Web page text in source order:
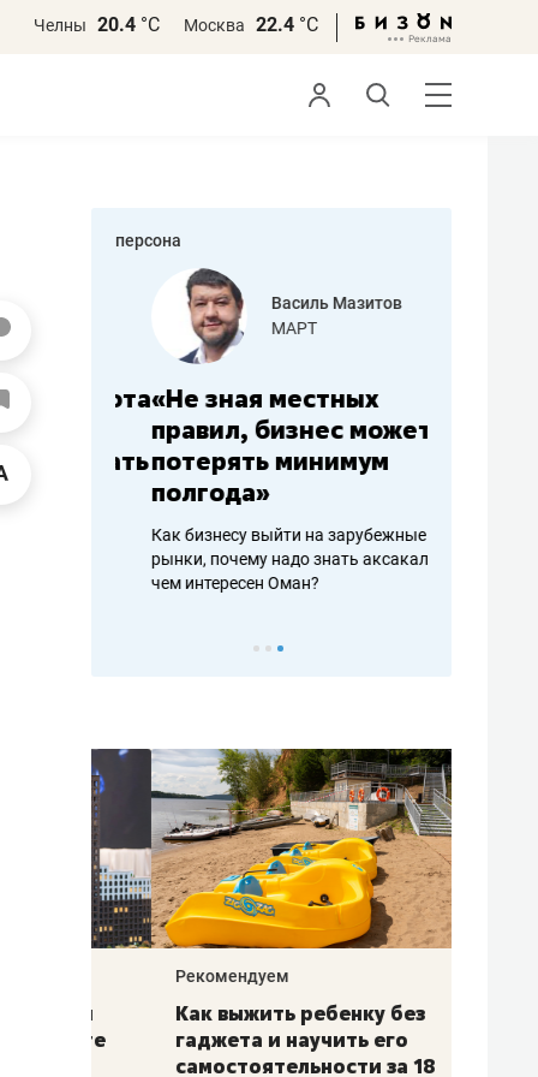
Челны 20.4 °С Москва 22.4 °С
персона
работа
Василь Мазитов
МАРТ
«Не зная местных
правил, бизнес может
потерять минимум
полгода»
Как бизнесу выйти на зарубежные
рынки, почему надо знать аксакалов и
чем интересен Оман?
Рекомендуем
Как выжить ребенку без
гаджета и научить его
самостоятельности за 18